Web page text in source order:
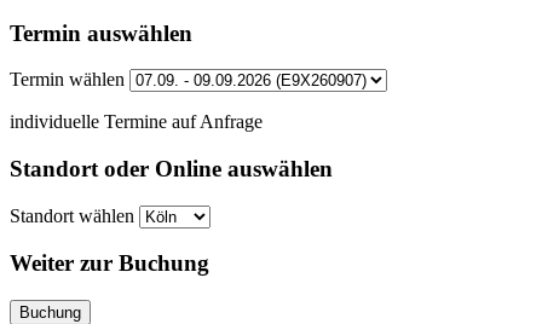
Termin auswählen
Termin wählen
individuelle Termine auf Anfrage
Standort oder Online auswählen
Standort wählen
Weiter zur Buchung
Buchung